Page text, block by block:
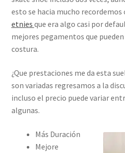
esto se hacia mucho
etnies que era algo casi por
mejores pegamentos que
costura.
¿Que prestaciones me da esta
son variadas regresamos a la
incluso el precio puede variar
algunas.
Más Duración
Mejore